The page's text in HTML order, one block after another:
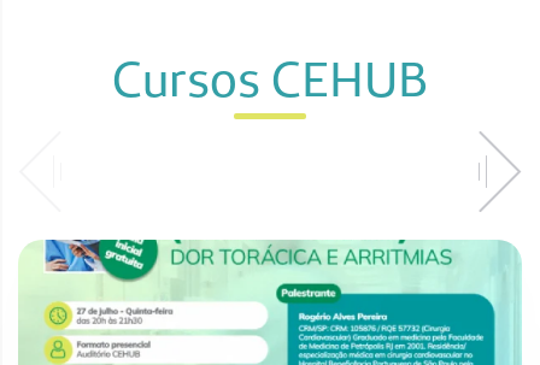
Cursos CEHUB